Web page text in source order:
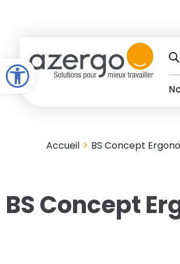
Open toolbar de
Accueil > BS Concept
BS Concept